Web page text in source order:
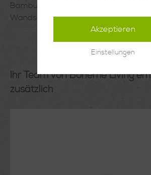
BambusDie flache Bambusschale
Wandschmuck verwendet werden.
Ihr Team von Boheme Living
zusätzlich
Akzeptieren
Einstellungen